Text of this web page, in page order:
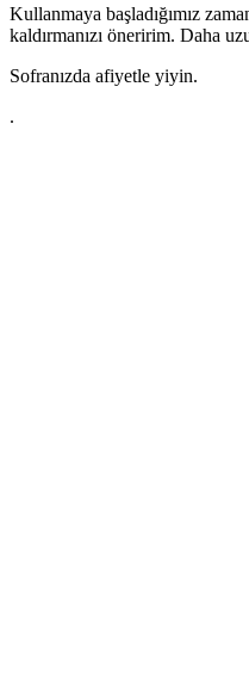
Kullanmaya başladığımız
kaldırmanızı öneririm. Daha
Sofranızda afiyetle yiyin.
.